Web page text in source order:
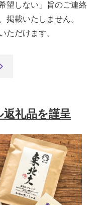
望しない」旨のご連絡
掲載いたしません。
ただけます。
礼品を謹呈